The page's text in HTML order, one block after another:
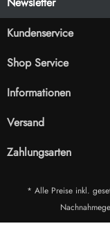
Kundenservice
Shop Service
Informationen
Versand
Zahlungsarten
* Alle Preise inkl.